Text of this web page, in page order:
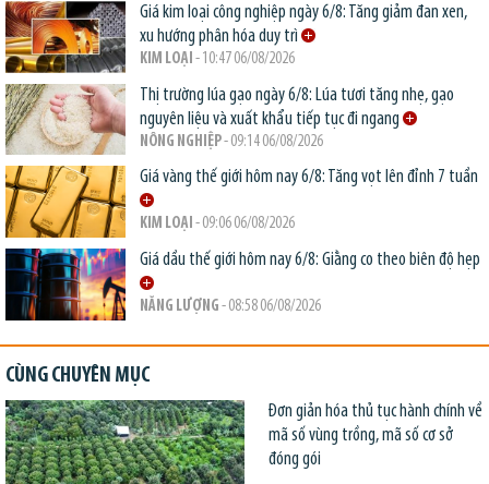
Giá kim loại công nghiệp ngày 6/8: Tăng giảm đan xen,
xu hướng phân hóa duy trì
KIM LOẠI - 10:47 06/08/2026
Thị trường lúa gạo ngày 6/8: Lúa tươi tăng nhẹ, gạo
nguyên liệu và xuất khẩu tiếp tục đi ngang
NÔNG NGHIỆP- 09:14 06/08/2026
Giá vàng thế giới hôm nay 6/8: Tăng vọt lên đỉnh 7 tuần
KIM LOẠI - 09:06 06/08/2026
Giá dầu thế giới hôm nay 6/8: Giằng co theo biên độ hẹp
NĂNG LƯỢNG - 08:58 06/08/2026
CÙNG CHUYÊN MỤC
Đơn giản hóa thủ tục hành chính về
mã số vùng trồng, mã số cơ sở
đóng gói